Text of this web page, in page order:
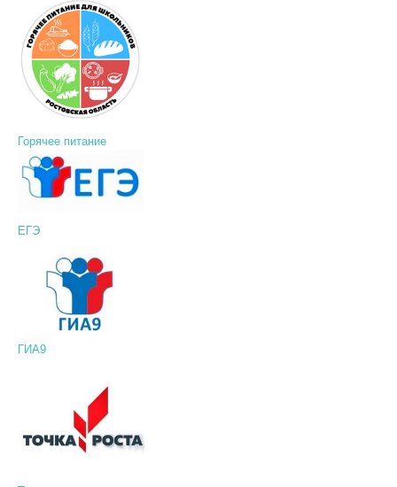
Горячее питание
ЕГЭ
ГИА9